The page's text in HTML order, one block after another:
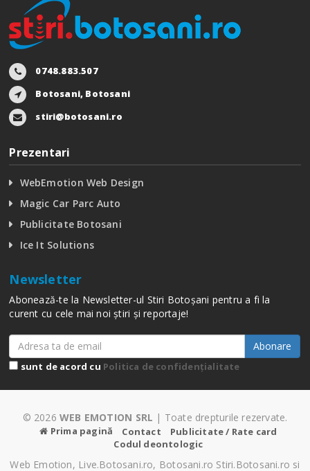
0748.883.507
Botosani, Botosani
stiri@botosani.ro
Prezentari
WebEmotion Web Design
Magic Car Parc Auto
Publicitate Botosani
Ice It Solutions
Newsletter
Abonează-te la Newsletter-ul Stiri Botoșani pentru a fi la
curent cu cele mai noi știri și reportaje!
Abonare
sunt de acord cu Politica de confidențialitate
© 2026 WEB EMOTION SRL | Toate drepturile rezervate.
Prima pagină Contact
Publicitate / Rate card
Codul deontologic
Web Emotion, Live.Botosani.ro, Botosani.ro Stiri.Botosani.ro si